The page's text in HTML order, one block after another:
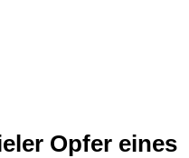
Opfer eines